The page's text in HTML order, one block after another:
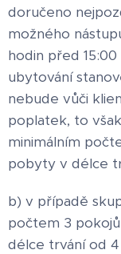
doručeno
možného
hodin před
ubytování
nebude vůči
poplatek, to
minimálním
pobyty v délce
b) v případě
počtem 3
délce trvání od